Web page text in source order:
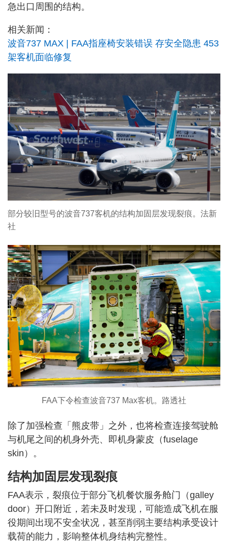
急出口周围的结构。
相关新闻：
波音737 MAX | FAA指座椅安装错误 存安全隐患 453
架客机面临修复
部分较旧型号的波音737客机的结构加固层发现裂痕。法新
社
FAA下令检查波音737 Max客机。路透社
除了加强检查「熊皮带」之外，也将检查连接驾驶舱
与机尾之间的机身外壳、即机身蒙皮（fuselage
skin）。
结构加固层发现裂痕
FAA表示，裂痕位于部分飞机餐饮服务舱门（galley
door）开口附近，若未及时发现，可能造成飞机在服
役期间出现不安全状况，甚至削弱主要结构承受设计
载荷的能力，影响整体机身结构完整性。